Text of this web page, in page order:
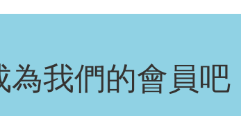
我們的會員吧